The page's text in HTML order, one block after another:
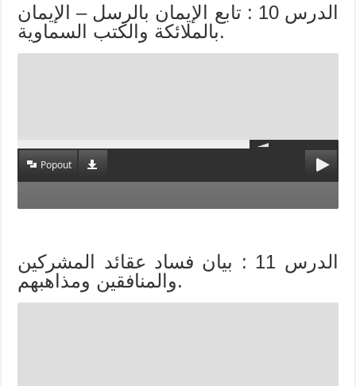
الدرس 10 : تابع الإيمان بالرسل – الإيمان
بالملائكة والكتب السماوية.
Popout
الدرس 11 : بيان فساد عقائد المشركين
والمنافقين ومذاهبهم.